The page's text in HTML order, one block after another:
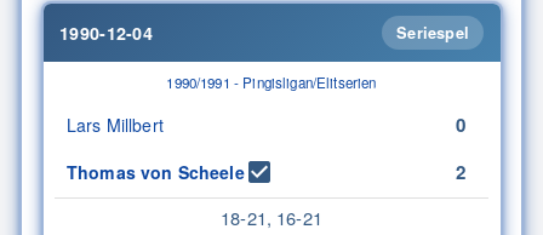
1990-12-04 Seriespel
1990/1991 - Pingisligan/Elitserien
Lars Millbert 0
Thomas von Scheele 2
18-21, 16-21